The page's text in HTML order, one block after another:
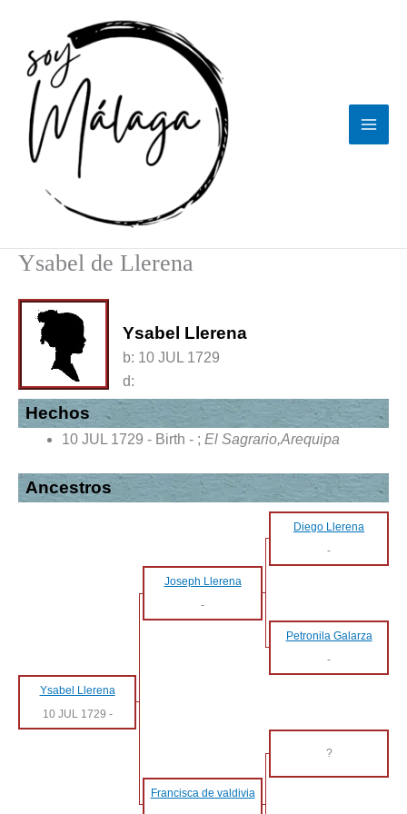
contenido
Ysabel de Llerena
Ysabel Llerena
b: 10 JUL 1729
d:
Hechos
10 JUL 1729 - Birth - ; El Sagrario,Arequipa
Ancestros
Diego Llerena
-
Joseph Llerena
-
Petronila Galarza
-
Ysabel Llerena
10 JUL 1729 -
?
Francisca de valdivia